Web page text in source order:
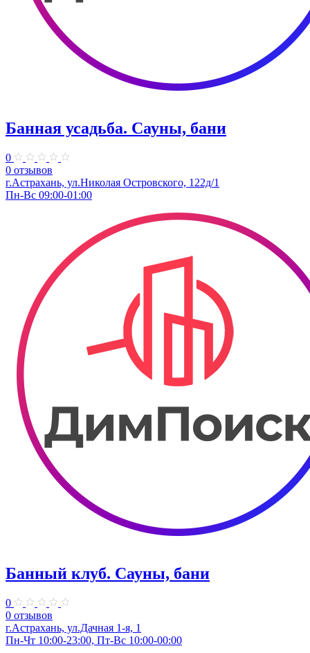
Банная усадьба. Сауны, бани
0
0 отзывов
г.Астрахань, ул.Николая Островского, 122д/1
Пн-Вс 09:00-01:00
Банный клуб. Сауны, бани
0
0 отзывов
г.Астрахань, ул.Дачная 1-я, 1
Пн-Чт 10:00-23:00, Пт-Вс 10:00-00:00